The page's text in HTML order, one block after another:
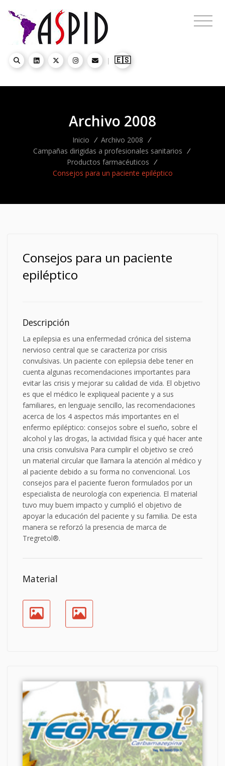
| 🇪🇸
Archivo 2008
Inicio / Archivo 2008 /
Campañas dirigidas a profesionales sanitarios /
Productos farmacéuticos /
Consejos para un paciente epiléptico
Consejos para un paciente
epiléptico
Descripción
La epilepsia es una enfermedad crónica del sistema
nervioso central que se caracteriza por crisis
convulsivas. Un paciente con epilepsia debe tener en
cuenta algunas recomendaciones importantes para
evitar las crisis y mejorar su calidad de vida. El objetivo
es que el médico le expliqueal paciente y a sus
familiares, en lenguaje sencillo, las recomendaciones
acerca de los 4 aspectos más importantes en el
enfermo epiléptico: consejos sobre el sueño, sobre el
alcohol y las drogas, la actividad física y qué hacer ante
una crisis convulsiva Para cumplir el objetivo se creó
un material circular que llamara la atención al médico y
al paciente debido a su forma no convencional. Los
consejos para el paciente fueron formulados por un
especialista de neurología con experiencia. El material
tuvo muy buem impacto y cumplió el objetivo de
apoyar la educación del paciente y su familia. De esta
manera se reforzó la presencia de marca de
Tregretol®.
Material